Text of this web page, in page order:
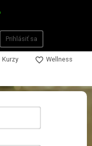
Prihlásiť sa
Kurzy favorite_border Wellness